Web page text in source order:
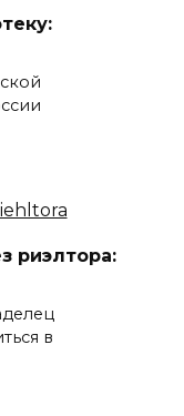
риэлтора:
в